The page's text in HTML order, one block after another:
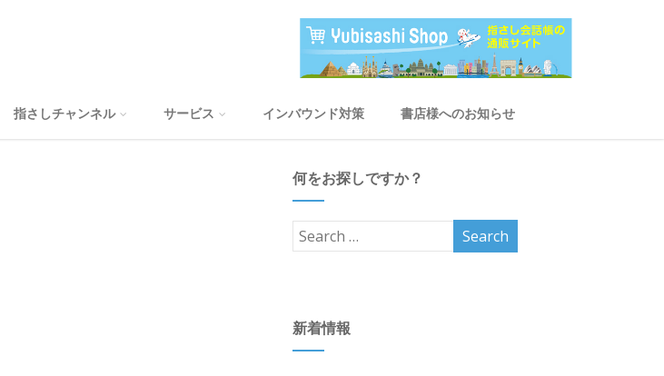
指さしチャンネル サービス インバウンド対策 書店様へのお知らせ
何をお探しですか？
新着情報